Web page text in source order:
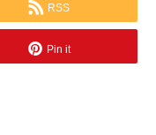
RSS
Pin it